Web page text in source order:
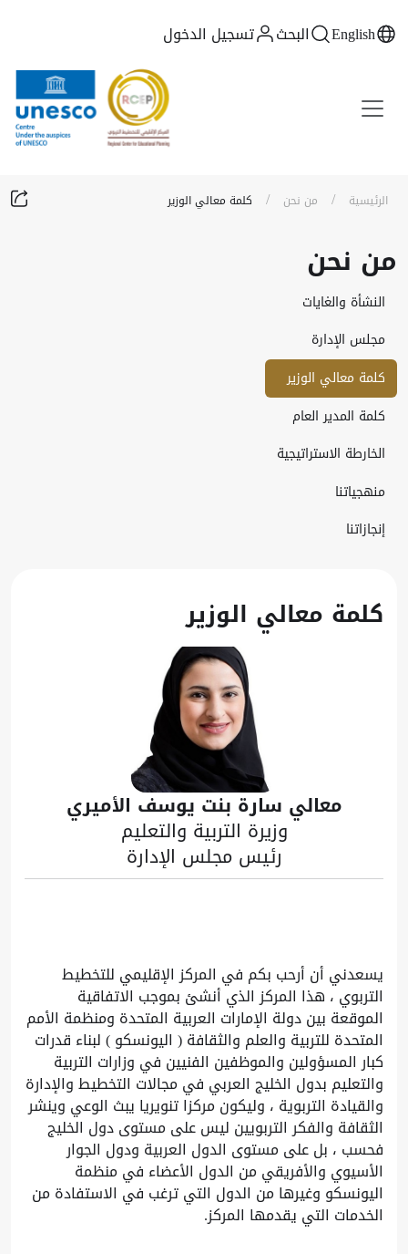
English البحث تسجيل الدخول
الرئيسية / من نحن / ​​​​​​​​​​​كلمة معالي الوزير
من نحن
النشأة والغايات
مجلس الإدارة
​​​​​​​​​​​كلمة معالي الوزير
كلمة المدير العام
الخارطة الاستراتيجية
منهجياتنا
إنجازاتنا
​​​​​​​​​​​​​​​​​​​كلمة معالي الوزير​
​​​​​​​​معالي سارة بنت يوسف الأميري
وزيرة التربية والتعليم
رئيس مجلس الإدارة​​
يسعدني أن أرحب بكم في المركز الإقليمي للتخطيط
التربوي ، هذا المركز الذي أنشئ بموجب الاتفاقية
الموقعة بين دولة الإمارات العربية المتحدة ومنظمة الأمم
المتحدة للتربية والعلم والثقافة ( اليونسكو ) لبناء قدرات
كبار المسؤولين والموظفين الفنيين في وزارات التربية
والتعليم بدول الخليج العربي في مجالات التخطيط والإدارة
والقيادة التربوية ، وليكون مركزا تنويريا يبث الوعي وينشر
الثقافة والفكر التربويين ليس على مستوى دول الخليج
فحسب ، بل على مستوى الدول العربية ودول الجوار
الأسيوي والأفريقي من الدول الأعضاء في منظمة
اليونسكو وغيرها من الدول التي ترغب في الاستفادة من
الخدمات التي يقدمها المركز.